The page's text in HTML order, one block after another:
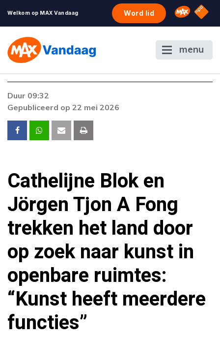
Welkom op MAX Vandaag Word lid Omroep
NPO
menu
Er is een licentie-fout opgetreden. Als het
contact op met onze klantenservice.
Duur 09:32
Gepubliceerd op 22 mei 2026
Cathelijne Blok en
Jörgen Tjon A Fong
trekken het land door
op zoek naar kunst in
openbare ruimtes:
“Kunst heeft meerdere
functies”